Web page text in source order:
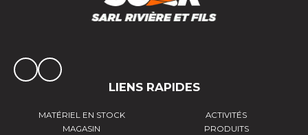
LIENS RAPIDES
MATÉRIEL EN STOCK
ACTIVITÉS
MAGASIN
PRODUITS